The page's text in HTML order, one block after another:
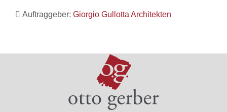
Auftraggeber: Giorgio Gullotta Architekten